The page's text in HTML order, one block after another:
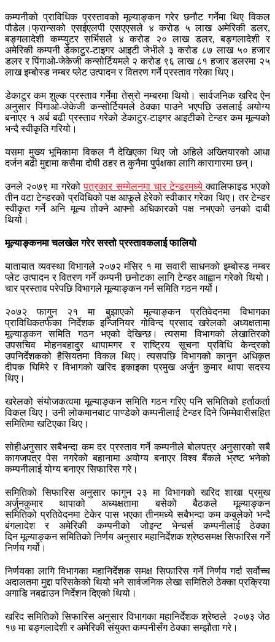
कम्पनीको प्राविधिक प्रस्तावको मूल्याङ्कन गरेर छनौट गर्नेमा थिए विकल
पौडेल।फ्रान्सको एसईएलपी एसएएसले ४ करोड ५ लाख अमेरिकी डलर,
बङ्गलादेशी कम्प्युटर सर्भिसले ४ करोड २० लाख डलर, बङ्गलादेशी र
अमेरिकी कम्पनी डेकाटुर-टाइगर आइटी जेभीले ३ करोड ८७ लाख ५० हजार
डलर र पिंगाओ-जेकेजी कन्सोर्टियमले २ करोड ९६ लाख ८१ हजार डलरमा २५
लाख इम्बोस्ड नम्बर प्लेट उत्पादन र वितरण गर्ने प्रस्ताव गरेका थिए।
डेकाटुर कम शुल्क प्रस्ताव गर्नेमा तेस्रो नम्बरमा थियो। सार्वजनिक खरिद ऐन
अनुसार पिंगाओ-जेकेजी कन्सोर्टियमले ठेक्का पाउने भएपछि उसलाई अयोग्य
बनाएर १ अर्ब बढी प्रस्ताव गरेको डेकाटुर-टाइगर आइटीको टेन्डर कम मूल्यको
भन्दै स्वीकृति गरियो।
यसमा मुख्य भूमिकामा विकल नै देखिएका थिए जो अहिले अख्तियारको आधा
दर्जन बढी मुद्दामा कसैमा दोषी ठहर त कुनैमा पुर्पक्षका लागि कारागारमा छन्।
उनले २०७९ मा गरेकोपत्रकार सम्मेलनमा चार टेन्डरमध्येक्वालिफाइड भएको
तीन वटा टेन्डरको प्रविधिको पक्ष आफूले हेरेको स्वीकार गरेका थिए। तर टेन्डर
स्वीकृत गर्ने अनि मूल्य तोक्ने आफ्नो अधिकारको पक्ष नभएको उनको दाबी
थियो।
मूल्याङ्कनमा चलखेल गरेर सस्तो प्रस्तावकलाई फालियो
यातायात व्यवस्था विभागले २०७२ मंसिर १ मा सवारी साधनको इम्बोस्ड नम्बर
प्लेट उत्पादन र वितरण गर्ने कम्पनी छनोटका लागि टेन्डर आह्वान गरेको थियो।
चार प्रस्ताव परेपछि विभागले मूल्याङ्कन गर्न समिति गठन गर्यो।
२०७२ फागुन २१ मा बुझाएको मूल्याङ्कन प्रतिवेदनमा विभागका
प्राविधिकतर्फका निर्देशक इन्जिनियर गोविन्द प्रसाद खरेलको अध्यक्षतामा
मूल्याङ्कन समिति गठन भएको देखिन्छ। त्यसमा विभागको लेखातिरको
उपसचिव मोहनबहादुर थापामगर र राष्ट्रिय सूचना प्रविधि केन्द्रको
उपनिर्देशकको हैसियतमा विकल थिए। त्यसपछि विभागको कानुन अधिकृत
दीपक घिमिरे र विभागको खरिद इकाइका प्रमुख अर्जुन कुमार थापा सदस्य
थिए।
खरेलको संयोजकत्वमा मूल्याङ्कन समिति गठन गरिए पनि समितिको हर्ताकर्ता
विकल थिए। उनी लोकमानबाट पाण्डेको कम्पनीलाई टेन्डर दिने जिम्मेवारीसहित
समितिमा खटिएका थिए।
सोहीअनुसार सबैभन्दा कम दर प्रस्ताव गर्ने कम्पनीले बोलपत्र अनुसारको सबै
कागजपत्र पेस नगरेको बहानामा अयोग्य बनाएर विश्व बैंकले भ्रष्ट भनेको
कम्पनीलाई योग्य बनाएर सिफारिस गरे।
समितिको सिफारिस अनुसार फागुन २३ मा विभागको खरिद शाखा प्रमुख
अर्जुनकुमार थापाको अध्यक्षतामा बसेको बैठकले मूल्याङ्कन
समितिको प्रतिवेदनमा टेकेर पास भएका तीनमध्ये सबैभन्दा कम कबुलेको भन्दै
बंगलादेश र अमेरिकी कम्पनीको जोइन्ट भेन्चर्स कम्पनीलाई ठेक्का
दिन मूल्याङ्कन समितिको निर्णय अनुसार महानिर्देशक श्रेष्ठसमक्ष सिफारिस गर्ने
निर्णय गर्यो।
निर्णयका लागि विभागका महानिर्देशक समक्ष सिफारिस गर्ने निर्णय गर्दा सर्वोच्च
अदालतमा मुद्दा परिसकेको थियो भने सार्वजनिक लेखा समितिले ठेक्का प्रक्रिया
अगाडि नबढाउन निर्देशन दिएको थियो।
खरिद समितिको सिफारिस अनुसार विभागका महानिर्देशक श्रेष्ठले २०७३ जेठ
१७ मा बङ्गलादेशी र अमेरिकी संयुक्त कम्पनीसँग ठेक्का सम्झौता गरे।